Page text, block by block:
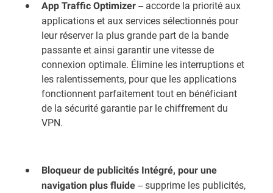
App Traffic Optimizer -- accorde la priorité aux
applications et aux services sélectionnés pour
leur réserver la plus grande part de la bande
passante et ainsi garantir une vitesse de
connexion optimale. Élimine les interruptions et
les ralentissements, pour que les applications
fonctionnent parfaitement tout en bénéficiant
de la sécurité garantie par le chiffrement du
VPN.
Bloqueur de publicités Intégré, pour une
navigation plus fluide -- supprime les publicités,